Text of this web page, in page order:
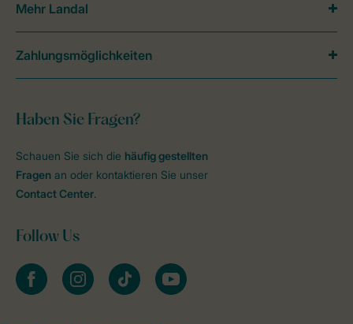
Haben Sie Fragen?
Schauen Sie sich die häufig gestellten
Fragen an oder kontaktieren Sie unser
Contact Center.
Follow Us
facebookinstagramtiktok youtube
Mehr Landal
Zahlungsmöglichkeiten